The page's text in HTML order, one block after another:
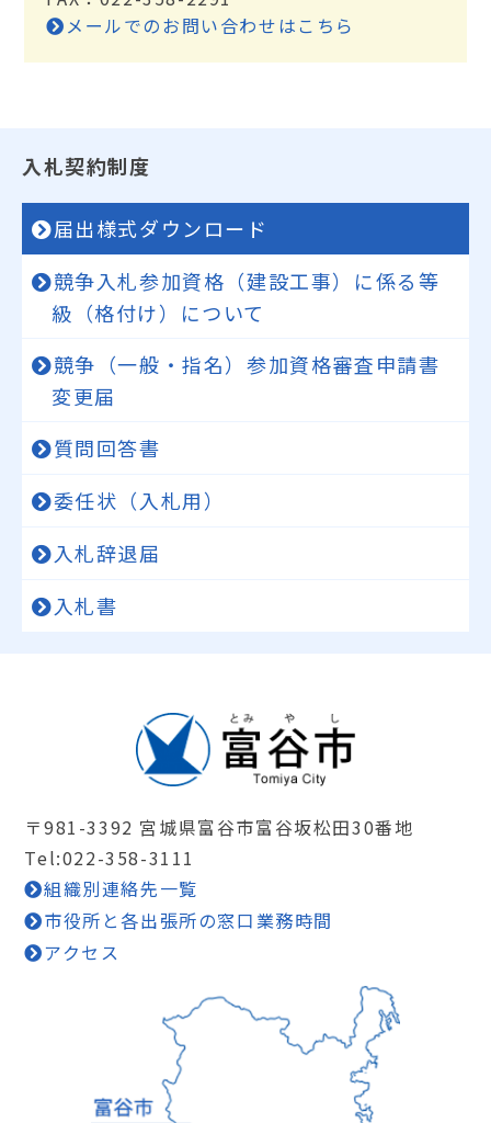
メールでのお問い合わせはこちら
入札契約制度
届出様式ダウンロード
競争入札参加資格（建設工事）に係る等
級（格付け）について
競争（一般・指名）参加資格審査申請書
変更届
質問回答書
委任状（入札用）
入札辞退届
入札書
〒981-3392 宮城県富谷市富谷坂松田30番地
Tel:022-358-3111
組織別連絡先一覧
市役所と各出張所の窓口業務時間
アクセス